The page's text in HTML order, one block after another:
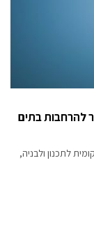
להרחבות בתים
לתכנון ולבניה,